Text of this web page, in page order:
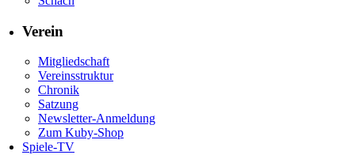
Verein
Mitgliedschaft
Vereinsstruktur
Chronik
Satzung
Newsletter-Anmeldung
Zum Kuby-Shop
Spiele-TV